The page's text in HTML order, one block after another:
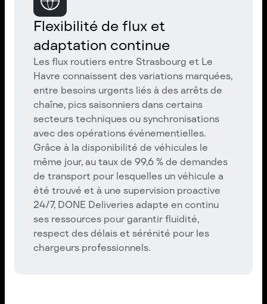
Flexibilité de flux et
adaptation continue
Les flux routiers entre Strasbourg et Le
Havre connaissent des variations marquées,
entre besoins urgents liés à des arrêts de
chaîne, pics saisonniers dans certains
secteurs techniques ou synchronisations
avec des opérations événementielles.
Grâce à la disponibilité de véhicules le
même jour, au taux de 99,6 % de demandes
de transport pour lesquelles un véhicule a
été trouvé et à une supervision proactive
24/7, DONE Deliveries adapte en continu
ses ressources pour garantir fluidité,
respect des délais et sérénité pour les
chargeurs professionnels.